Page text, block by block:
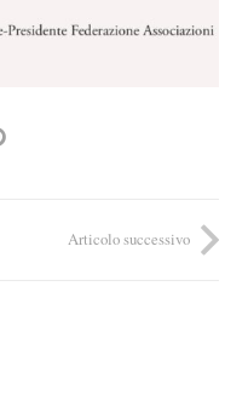
Articolo successivo